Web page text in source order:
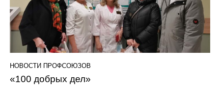
НОВОСТИ ПРОФСОЮЗОВ
«100 добрых дел»